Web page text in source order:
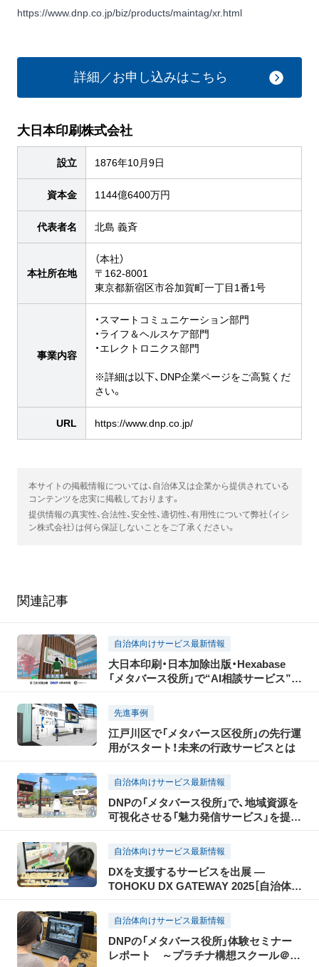
https://www.dnp.co.jp/biz/products/maintag/xr.html
詳細／お申し込みはこちら
大日本印刷株式会社
設立 1876年10月9日
資本金 1144億6400万円
代表者名 北島 義斉
本社所在地
（本社）
〒162-8001
東京都新宿区市谷加賀町一丁目1番1号
事業内容
・スマートコミュニケーション部門
・ライフ＆ヘルスケア部門
・エレクトロニクス部門
※詳細は以下、DNP企業ページをご高覧くだ
さい。
URL https://www.dnp.co.jp/
本サイトの掲載情報については、自治体又は企業から提供されている
コンテンツを忠実に掲載しております。
提供情報の真実性、合法性、安全性、適切性、有用性について弊社（イシ
ン株式会社）は何ら保証しないことをご了承ください。
関連記事
自治体向けサービス最新情報
大日本印刷・日本加除出版・Hexabase
「メタバース役所」で“AI相談サービス”の
先進事例
江戸川区で「メタバース区役所」の先行運
用がスタート！未来の行政サービスとは
自治体向けサービス最新情報
DNPの「メタバース役所」で、地域資源を
可視化させる「魅力発信サービス」を提供
自治体向けサービス最新情報
DXを支援するサービスを出展 ―
TOHOKU DX GATEWAY 2025［自治体向
自治体向けサービス最新情報
DNPの「メタバース役所」体験セミナー
レポート ～プラチナ構想スクール＠葛